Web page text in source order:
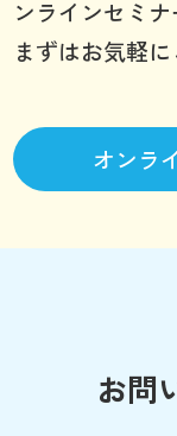
ンラインセミ
まずはお気軽に
オンラ
お問